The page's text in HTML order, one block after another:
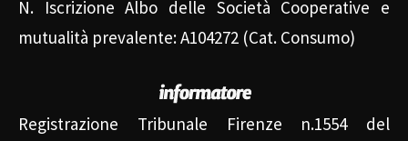
N. Iscrizione Albo delle Società Cooperative e
mutualità prevalente: A104272 (Cat. Consumo)
Registrazione Tribunale Firenze n.1554 del